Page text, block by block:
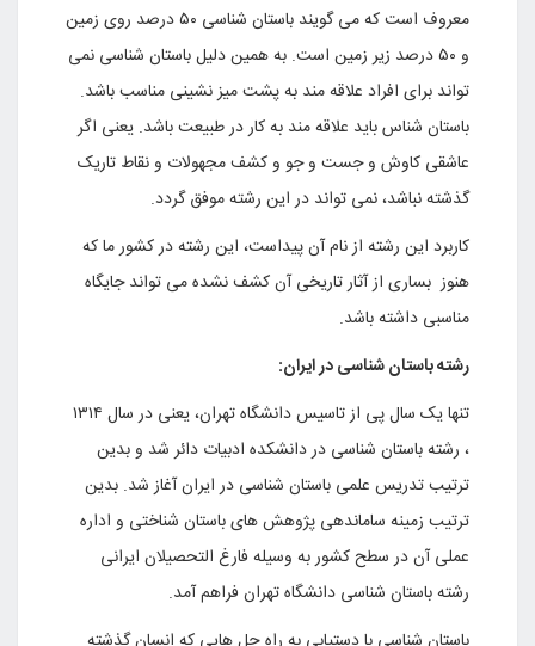
معروف است که می گویند باستان شناسی ۵۰ درصد روی زمین
و ۵۰ درصد زیر زمین است. به همین دلیل باستان شناسی نمی
تواند برای افراد علاقه مند به پشت میز نشینی مناسب باشد.
باستان شناس باید علاقه مند به کار در طبیعت باشد. یعنی اگر
عاشقی کاوش و جست و جو و کشف مجهولات و نقاط تاریک
گذشته نباشد، نمی تواند در این رشته موفق گردد.
کاربرد این رشته از نام آن پیداست، این رشته در کشور ما که
هنوز بساری از آثار تاریخی آن کشف نشده می تواند جایگاه
مناسبی داشته باشد.
رشته باستان شناسی در ایران:
تنها یک سال پی از تاسیس دانشگاه تهران، یعنی در سال ۱۳۱۴
، رشته باستان شناسی در دانشکده ادبیات دائر شد و بدین
ترتیب تدریس علمی باستان شناسی در ایران آغاز شد. بدین
ترتیب زمینه ساماندهی پژوهش های باستان شناختی و اداره
عملی آن در سطح کشور به وسیله فارغ التحصیلان ایرانی
رشته باستان شناسی دانشگاه تهران فراهم آمد.